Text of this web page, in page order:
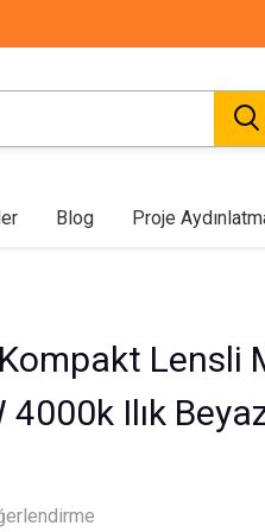
Blog Proje
Lensli
Ilık